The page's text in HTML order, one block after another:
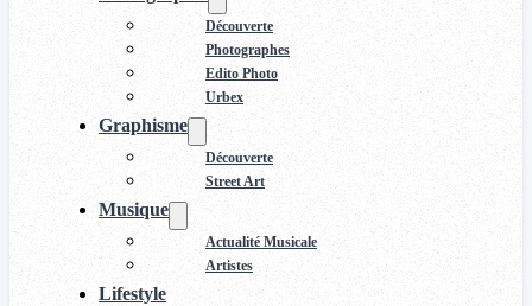
Découverte
Photographes
Edito Photo
Urbex
Graphisme
Découverte
Street Art
Musique
Actualité Musicale
Artistes
Lifestyle